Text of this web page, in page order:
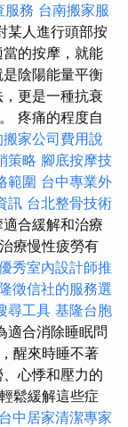
服務 台南搬家服
某人進行頭部按
的按摩，就能
陰陽能量平衡
更是一種抗衰
疼痛的程度自
家公司費用說
策略 腳底按摩技
範圍 台中專業外
訊 台北整骨技術
合緩解和治療
療慢性疲勞有
秀室內設計師推
徵信社的服務選
尋工具 基隆台胞
適合消除睡眠問
醒來時睡不著
心悸和壓力的
鬆緩解這些症
台中居家清潔專家